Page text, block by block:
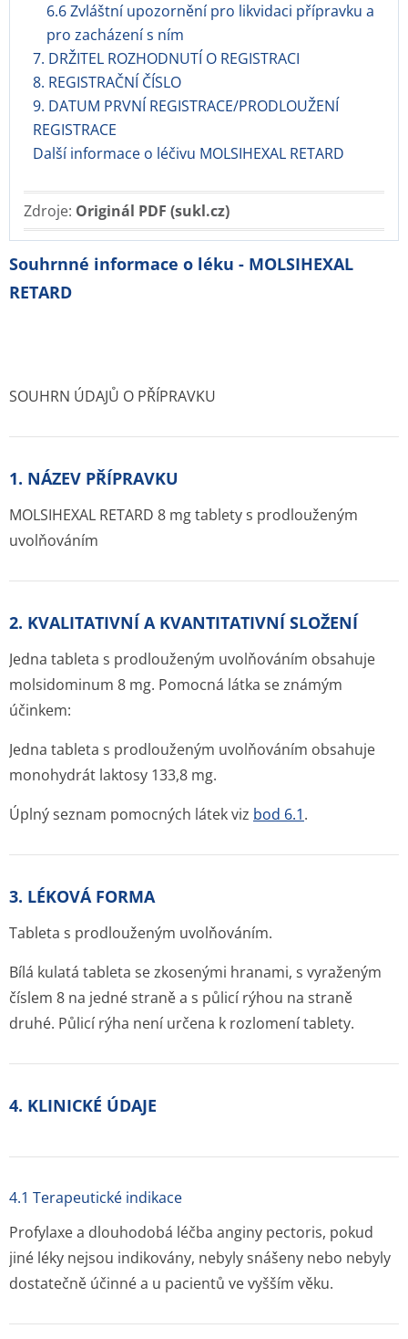
6.6 Zvláštní upozornění pro likvidaci přípravku a
pro zacházení s ním
7. DRŽITEL ROZHODNUTÍ O REGISTRACI
8. REGISTRAČNÍ ČÍSLO
9. DATUM PRVNÍ REGISTRACE/PRODLOUŽENÍ
REGISTRACE
Další informace o léčivu MOLSIHEXAL RETARD
Zdroje: Originál PDF (sukl.cz)
Souhrnné informace o léku - MOLSIHEXAL
RETARD
SOUHRN ÚDAJŮ O PŘÍPRAVKU
1. NÁZEV PŘÍPRAVKU
MOLSIHEXAL RETARD 8 mg tablety s prodlouženým
uvolňováním
2. KVALITATIVNÍ A KVANTITATIVNÍ SLOŽENÍ
Jedna tableta s prodlouženým uvolňováním obsahuje
molsidominum 8 mg. Pomocná látka se známým
účinkem:
Jedna tableta s prodlouženým uvolňováním obsahuje
monohydrát laktosy 133,8 mg.
Úplný seznam pomocných látek viz bod 6.1.
3. LÉKOVÁ FORMA
Tableta s prodlouženým uvolňováním.
Bílá kulatá tableta se zkosenými hranami, s vyraženým
číslem 8 na jedné straně a s půlicí rýhou na straně
druhé. Půlicí rýha není určena k rozlomení tablety.
4. KLINICKÉ ÚDAJE
4.1 Terapeutické indikace
Profylaxe a dlouhodobá léčba anginy pectoris, pokud
jiné léky nejsou indikovány, nebyly snášeny nebo nebyly
dostatečně účinné a u pacientů ve vyšším věku.